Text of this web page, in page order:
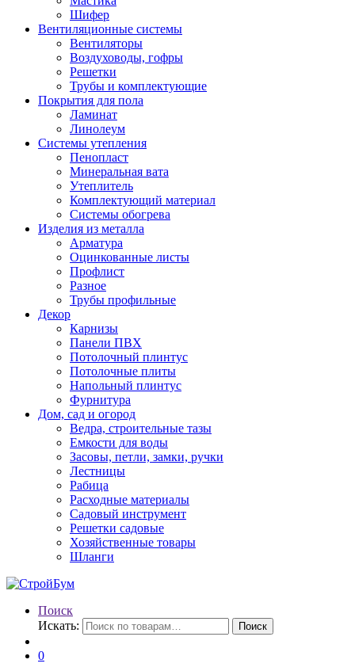
Шифер
Вентиляционные системы
Вентиляторы
Воздуховоды, гофры
Решетки
Трубы и комплектующие
Покрытия для пола
Ламинат
Линолеум
Системы утепления
Пенопласт
Минеральная вата
Утеплитель
Комплектующий материал
Системы обогрева
Изделия из металла
Арматура
Оцинкованные листы
Профлист
Разное
Трубы профильные
Декор
Карнизы
Панели ПВХ
Потолочный плинтус
Потолочные плиты
Напольный плинтус
Фурнитура
Дом, сад и огород
Ведра, строительные тазы
Емкости для воды
Засовы, петли, замки, ручки
Лестницы
Рабица
Расходные материалы
Садовый инструмент
Решетки садовые
Хозяйственные товары
Шланги
Поиск
Искать:
Поиск
0